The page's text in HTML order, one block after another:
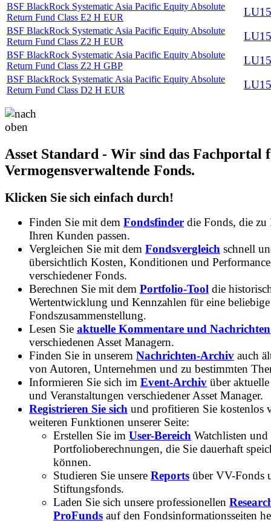
BSF BlackRock Systematic Asia Pacific Equity Absolute
Return Fund Class E2 H EUR
BSF BlackRock Systematic Asia Pacific Equity Absolute
Return Fund Class Z2 H EUR
BSF BlackRock Systematic Asia Pacific Equity Absolute
Return Fund Class Z2 H GBP
BSF BlackRock Systematic Asia Pacific Equity Absolute
Return Fund Class D2 H EUR
Asset Standard - Wir sind das Fachportal
Vermogensverwaltende Fonds.
Klicken Sie sich einfach durch!
Finden Sie mit dem Fondsfinder die Fonds, die zu
Ihren Kunden passen.
Vergleichen Sie mit dem Fondsvergleich schnell
übersichtlich Kosten, Konditionen und Performance
verschiedener Fonds.
Berechnen Sie mit dem Portfolio-Tool die
Wertentwicklung und Kennzahlen für eine beliebige
Fondszusammenstellung.
Lesen Sie aktuelle Kommentare und Nachrichten
verschiedenen Asset Managern.
Finden Sie in unserem Nachrichten-Archiv auch
von Autoren, Unternehmen und zu bestimmten
Informieren Sie sich im Event-Archiv über
und Veranstaltungen verschiedener Asset Manager.
Registrieren Sie sich und profitieren Sie kostenlos
weiteren Funktionen unserer Seite:
Erstellen Sie im User-Bereich Watchlisten und
Portfolioberechnungen, die Sie dauerhaft
können.
Studieren Sie unsere Reports über VV-Fonds
Stiftungsfonds.
Laden Sie sich unsere professionellen
ProFunds auf den Fondsinformationsseiten